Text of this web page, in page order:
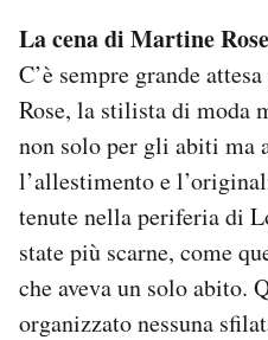
La cena di Martine Rose
C’è sempre grande
Rose, la stilista di moda
non solo per gli abiti ma
l’allestimento e
tenute nella periferia di
state più scarne, come
che aveva un solo abito.
organizzato nessuna